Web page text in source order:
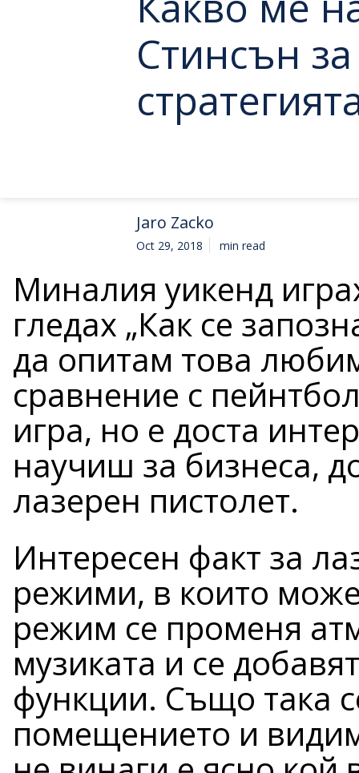
Стинсън
Jaro Zacko
Oct 29, 2018 min read
Миналия уикенд
гледах „Как се
да опитам това
сравнение с
игра, но е доста
научиш за бизнеса,
лазерен пистолет.
Интересен факт за
режими, в които
режим се променя
музиката и се
функции. Също така
помещението и